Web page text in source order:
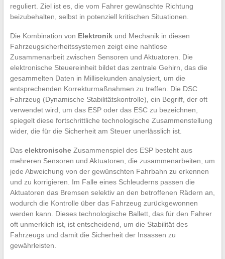
reguliert. Ziel ist es, die vom Fahrer gewünschte Richtung
beizubehalten, selbst in potenziell kritischen Situationen.
Die Kombination von Elektronikund Mechanik in diesen
Fahrzeugsicherheitssystemen zeigt eine nahtlose
Zusammenarbeit zwischen Sensoren und Aktuatoren. Die
elektronische Steuereinheit bildet das zentrale Gehirn, das die
gesammelten Daten in Millisekunden analysiert, um die
entsprechenden Korrekturmaßnahmen zu treffen. Die DSC
Fahrzeug (Dynamische Stabilitätskontrolle), ein Begriff, der oft
verwendet wird, um das ESP oder das ESC zu bezeichnen,
spiegelt diese fortschrittliche technologische Zusammenstellung
wider, die für die Sicherheit am Steuer unerlässlich ist.
Das elektronischeZusammenspiel des ESP besteht aus
mehreren Sensoren und Aktuatoren, die zusammenarbeiten, um
jede Abweichung von der gewünschten Fahrbahn zu erkennen
und zu korrigieren. Im Falle eines Schleuderns passen die
Aktuatoren das Bremsen selektiv an den betroffenen Rädern an,
wodurch die Kontrolle über das Fahrzeug zurückgewonnen
werden kann. Dieses technologische Ballett, das für den Fahrer
oft unmerklich ist, ist entscheidend, um die Stabilität des
Fahrzeugs und damit die Sicherheit der Insassen zu
gewährleisten.